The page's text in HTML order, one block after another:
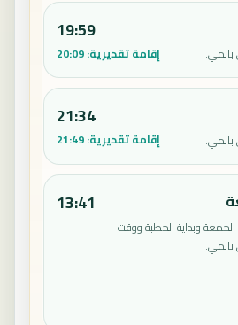
19:59
إقامة تقديرية:20:09
21:34
إقامة تقديرية:21:49
وبداية الخطبة ووقت
13:41